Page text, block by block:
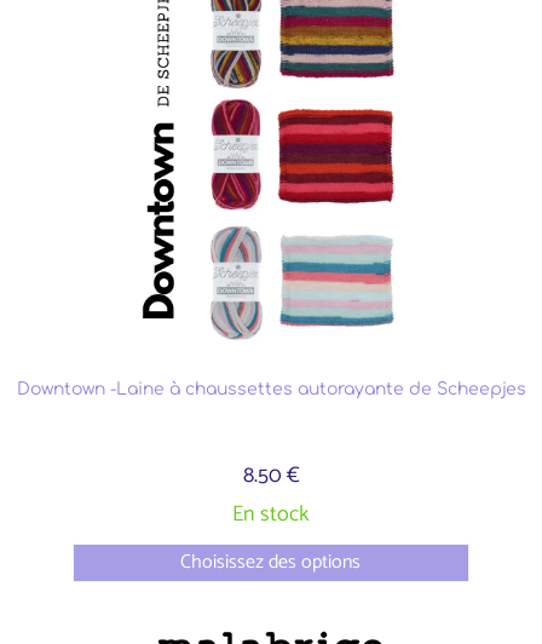
Downtown -Laine à chaussettes autorayante de Scheepjes
8.50 €
En stock
Choisissez des options